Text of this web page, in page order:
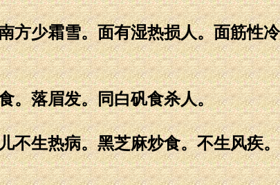
方少霜雪。面有湿热损人。面筋性
。落眉发。同白矾食杀人。
不生热病。黑芝麻炒食。不生风疾